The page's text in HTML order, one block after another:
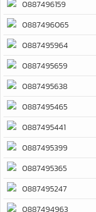
0887496159
0887496065
0887495964
0887495659
0887495638
0887495465
0887495441
0887495399
0887495365
0887495247
0887494963